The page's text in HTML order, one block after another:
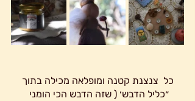
כל  צנצנת קטנה ומופלאה מכילה בתוך
״כליל הדבש׳ ( שזה הדבש הכי הומני